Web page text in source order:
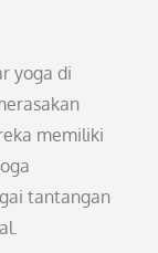
yoga di
memiliki
tantangan